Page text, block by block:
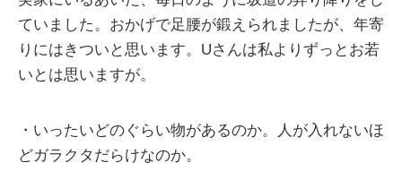
ていました。おかげで足腰が鍛えられましたが、年寄
りにはきついと思います。Uさんは私よりずっとお若
いとは思いますが。
・いったいどのぐらい物があるのか。人が入れないほ
どガラクタだらけなのか。